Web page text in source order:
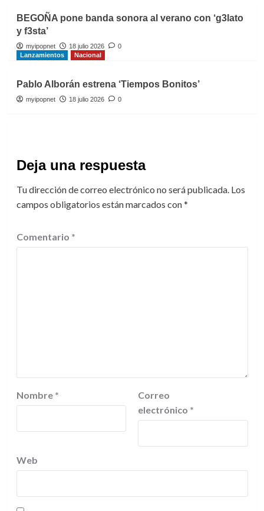
BEGOÑA pone banda sonora al verano con ‘g3lato
y f3sta’
myipopnet 18 julio 2026
0
Lanzamientos
Nacional
Pablo Alborán estrena ‘Tiempos Bonitos’
myipopnet 18 julio 2026 0
Deja una respuesta
Tu dirección de correo electrónico no será publicada. Los
campos obligatorios están marcados con*
Comentario *
Nombre *
Correo
electrónico *
Web